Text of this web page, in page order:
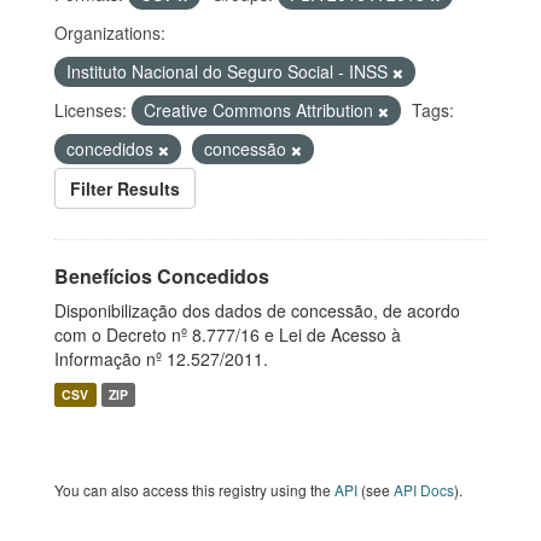
Organizations:
Instituto Nacional do Seguro Social - INSS
Licenses:
Creative Commons Attribution
Tags:
concedidos
concessão
Filter Results
Benefícios Concedidos
Disponibilização dos dados de concessão, de acordo
com o Decreto nº 8.777/16 e Lei de Acesso à
Informação nº 12.527/2011.
CSV ZIP
You can also access this registry using the API (see API Docs).